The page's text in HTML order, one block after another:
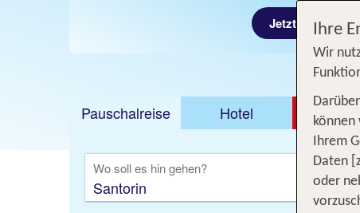
Jetzt ab 398 €
Pauschalreise Hotel DEALS
Wo soll es hin gehen?
Ihre
Wir
Ihrem
Daten
oder